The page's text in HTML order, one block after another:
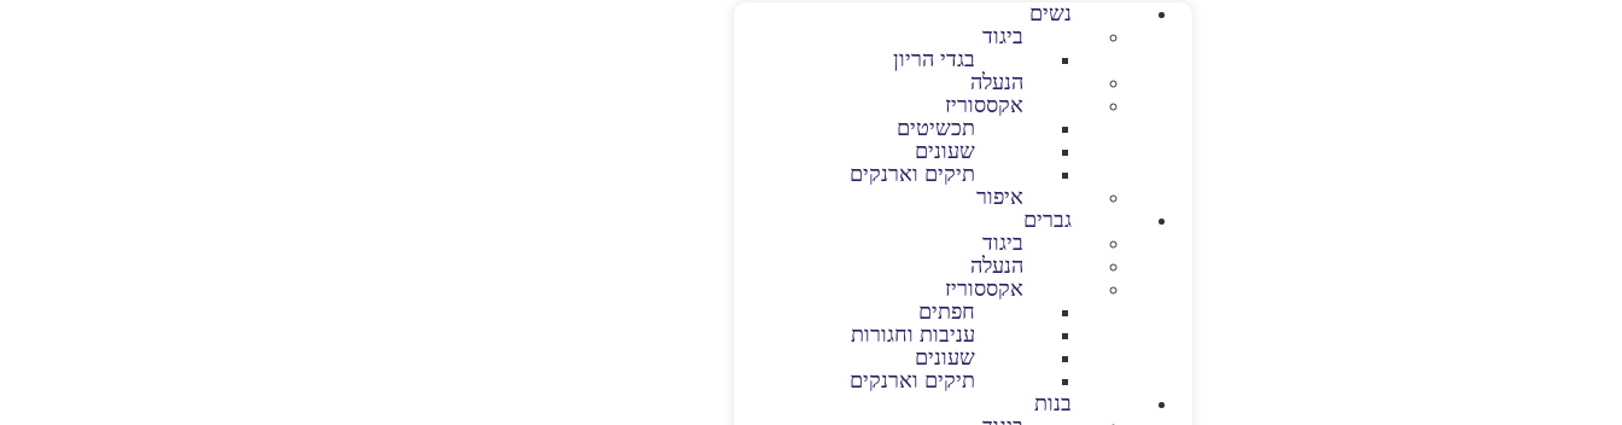
נשים
ביגוד
בגדי הריון
הנעלה
אקססוריז
תכשיטים
שעונים
תיקים וארנקים
איפור
גברים
ביגוד
הנעלה
אקססוריז
חפתים
עניבות וחגורות
שעונים
תיקים וארנקים
בנות